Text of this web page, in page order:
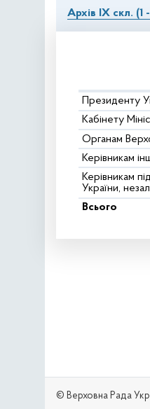
Архів IX скл. (1 -
Президенту
Кабінету
Органам
Керівникам
Керівникам
України,
Всього
© Верховна Рада